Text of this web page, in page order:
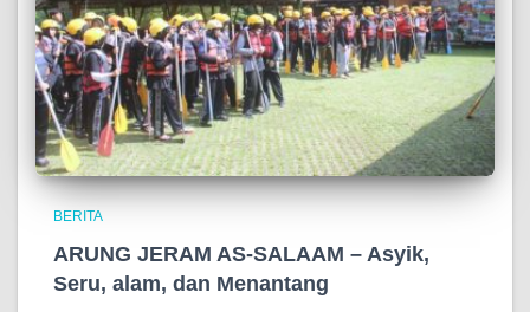
BERITA
ARUNG JERAM AS-SALAAM – Asyik,
Seru, alam, dan Menantang